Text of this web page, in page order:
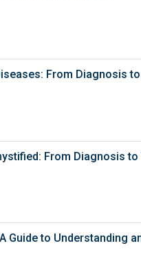
From Diagnosis
From Diagnosis to
Guide to Understanding